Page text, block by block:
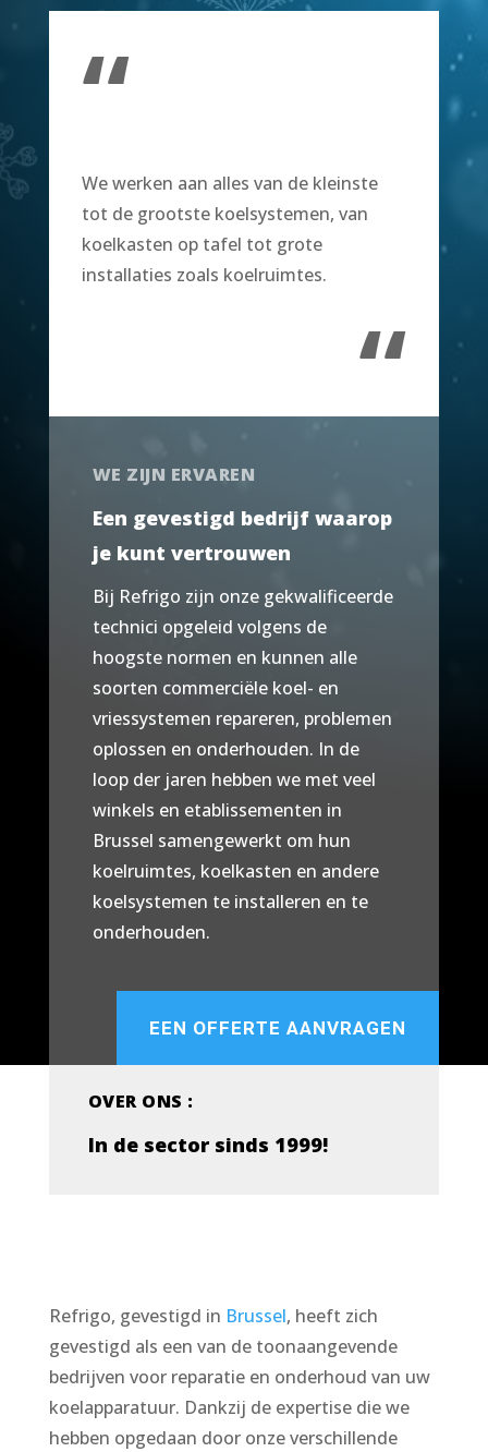
“
We werken aan alles van de kleinste
tot de grootste koelsystemen, van
koelkasten op tafel tot grote
installaties zoals koelruimtes.
“
WE ZIJN ERVAREN
Een gevestigd bedrijf waarop
je kunt vertrouwen
Bij Refrigo zijn onze gekwalificeerde
technici opgeleid volgens de
hoogste normen en kunnen alle
soorten commerciële koel- en
vriessystemen repareren, problemen
oplossen en onderhouden. In de
loop der jaren hebben we met veel
winkels en etablissementen in
Brussel samengewerkt om hun
koelruimtes, koelkasten en andere
koelsystemen te installeren en te
onderhouden.
EEN OFFERTE AANVRAGEN
OVER ONS :
In de sector sinds 1999!
Refrigo, gevestigd in Brussel, heeft zich
gevestigd als een van de toonaangevende
bedrijven voor reparatie en onderhoud van uw
koelapparatuur. Dankzij de expertise die we
hebben opgedaan door onze verschillende